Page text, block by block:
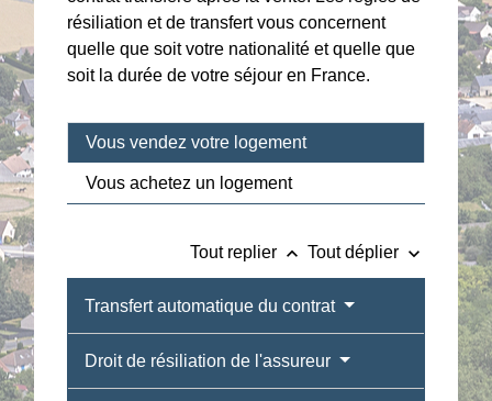
résiliation et de transfert vous concernent
quelle que soit votre nationalité et quelle que
soit la durée de votre séjour en France.
Vous vendez votre logement
Vous achetez un logement
Tout replier keyboard_arrow_up Tout déplier keyboard_arrow_down
Transfert automatique du contrat
Droit de résiliation de l'assureur